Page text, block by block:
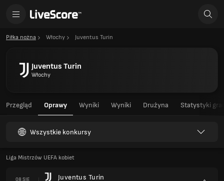
Piłka nożna Włochy Juventus Turin
Juventus Turin
Włochy
Przegląd Oprawy Wyniki Wyniki Drużyna Statystyki
Wszystkie konkursy
Liga Mistrzów UEFA kobiet
08 SIE
Juventus Turin